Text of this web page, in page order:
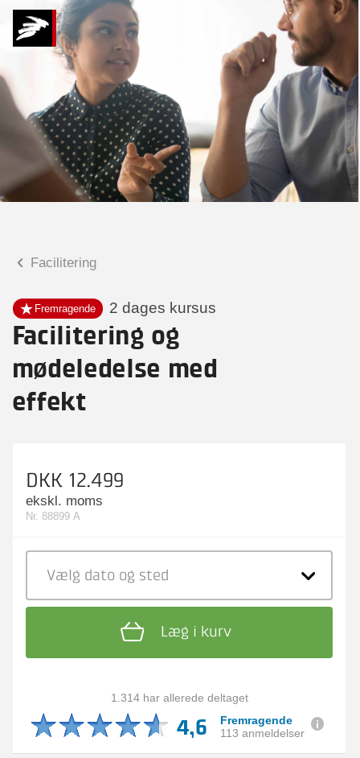
Facilitering
Fremragende 2 dages kursus
Facilitering og
mødeledelse med
effekt
DKK 12.499
ekskl. moms
Nr. 88899 A
Vælg dato og sted
Læg i kurv
1.314 har allerede deltaget
4,6
Fremragende
113 anmeldelser
Praktiske spørgsmål
Spørgsmål til tilmelding, forplejning,
afholdelsessted m.m.
Kitt Maria Rosenberg
Hvad kan vi hjælpe
dig med?